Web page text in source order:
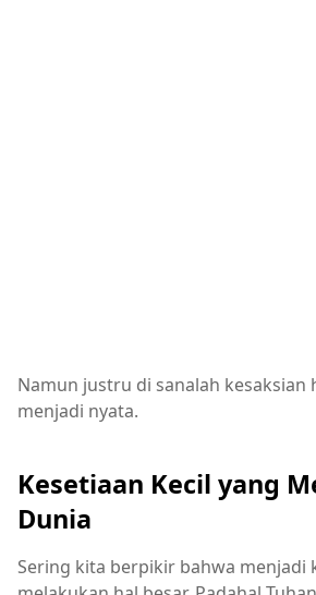
Namun justru di sanalah kesaksian
menjadi nyata.
Kesetiaan Kecil yang
Dunia
Sering kita berpikir bahwa menjadi